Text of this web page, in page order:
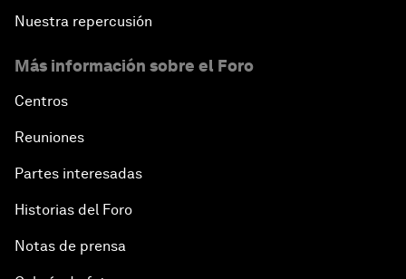
Nuestra repercusión
Más información sobre el Foro
Centros
Reuniones
Partes interesadas
Historias del Foro
Notas de prensa